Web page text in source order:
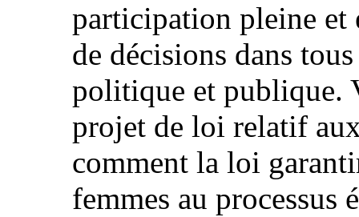
participation pleine et
de décisions dans
politique et publique.
projet de loi relatif
comment la loi
femmes au processus